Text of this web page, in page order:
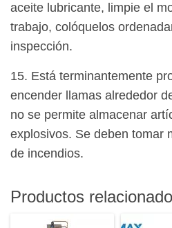
aceite lubricante, limpie el
trabajo, colóquelos
inspección.
15. Está terminantemente
encender llamas alrededor
no se permite almacenar
explosivos. Se deben tomar
de incendios.
Productos